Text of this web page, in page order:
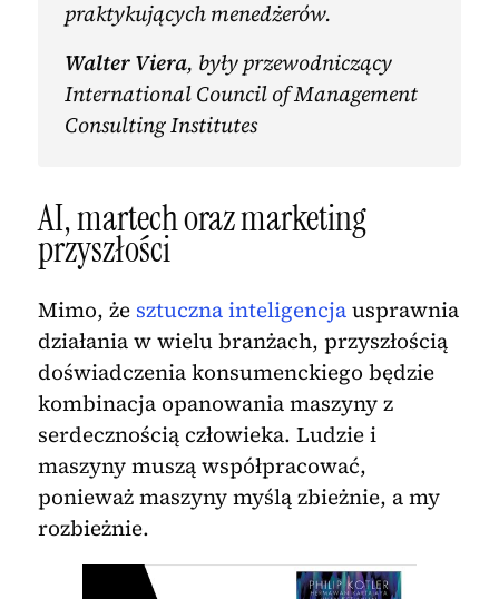
praktykujących menedżerów.
Walter Viera, były przewodniczący
International Council of Management
Consulting Institutes
AI, martech oraz marketing
przyszłości
Mimo, że sztuczna inteligencjausprawnia
działania w wielu branżach, przyszłością
doświadczenia konsumenckiego będzie
kombinacja opanowania maszyny z
serdecznością człowieka. Ludzie i
maszyny muszą współpracować,
ponieważ maszyny myślą zbieżnie, a my
rozbieżnie.